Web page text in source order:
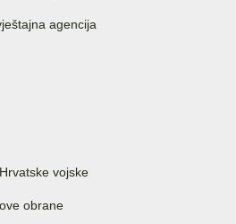
agencija
vojske
obrane